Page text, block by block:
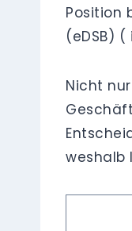
Position
(eDSB)
Nicht
weshalb